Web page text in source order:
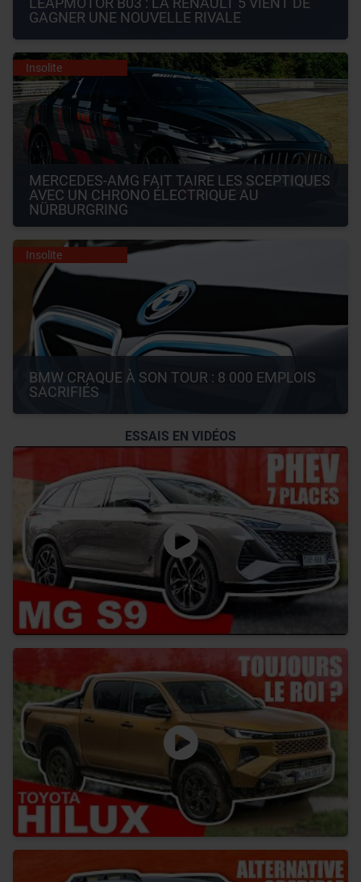
GAGNER UNE NOUVELLE RIVALE
Insolite
MERCEDES-AMG FAIT TAIRE LES SCEPTIQUES
AVEC UN CHRONO ÉLECTRIQUE AU
NÜRBURGRING
Insolite
BMW CRAQUE À SON TOUR : 8 000 EMPLOIS
SACRIFIÉS
ESSAIS EN VIDÉOS